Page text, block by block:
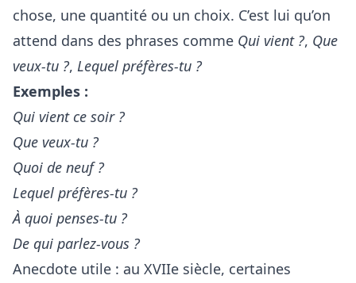
chose, une quantité ou un choix. C’est lui qu’on
attend dans des phrases comme Qui vient ?, Que
veux-tu ?, Lequel préfères-tu ?
Exemples :
Qui vient ce soir ?
Que veux-tu ?
Quoi de neuf ?
Lequel préfères-tu ?
À quoi penses-tu ?
De qui parlez-vous ?
Anecdote utile : au XVIIe siècle, certaines